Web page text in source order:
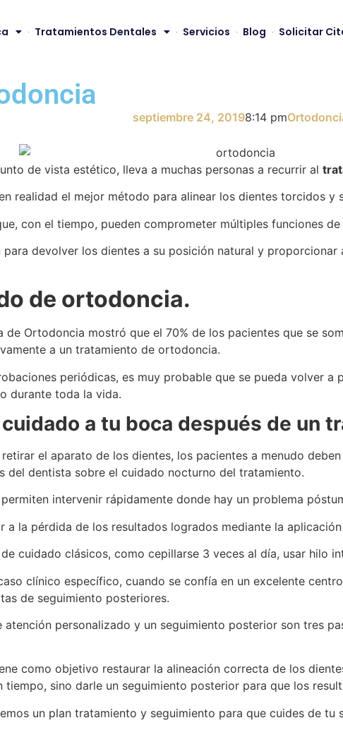
Tratamientos Dentales Servicios Blog Solicitar
septiembre 24, 20198:14 pm
de vista estético, lleva a muchas personas a recurrir al
realidad el mejor método para alinear los dientes torcidos y
con el tiempo, pueden comprometer múltiples funciones
devolver los dientes a su posición natural y
de ortodoncia.
Ortodoncia mostró que el 70% de los pacientes que se
a un tratamiento de ortodoncia.
periódicas, es muy probable que se pueda volver
durante toda la vida.
a tu boca después de un
el aparato de los dientes, los pacientes a menudo
del dentista sobre el cuidado nocturno del tratamiento.
intervenir rápidamente donde hay un problema
a la pérdida de los resultados logrados mediante la
cuidado clásicos, como cepillarse 3 veces al día, usar hilo
clínico específico, cuando se confía en un excelente
de seguimiento posteriores.
personalizado y un seguimiento posterior son tres
como objetivo restaurar la alineación correcta de los
sino darle un seguimiento posterior para que los
un plan tratamiento y seguimiento para que cuides de